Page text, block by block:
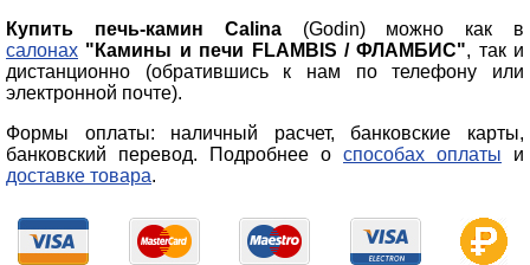
Купить печь-камин Calina (Godin) можно как в
салонах "Камины и печи FLAMBIS / ФЛАМБИС", так и
дистанционно (обратившись к нам по телефону или
электронной почте).
Формы оплаты: наличный расчет, банковские карты,
банковский перевод. Подробнее о способах оплаты и
доставке товара.